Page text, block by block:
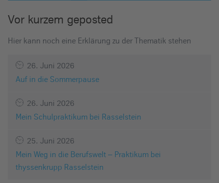
Vor kurzem geposted
Hier kann noch eine Erklärung zu der Thematik stehen
26. Juni 2026
Auf in die Sommerpause
26. Juni 2026
Mein Schulpraktikum bei Rasselstein
25. Juni 2026
Mein Weg in die Berufswelt – Praktikum bei
thyssenkrupp Rasselstein